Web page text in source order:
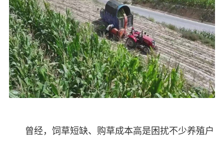
曾经，饲草短缺、购草成本高是困扰不少养殖户